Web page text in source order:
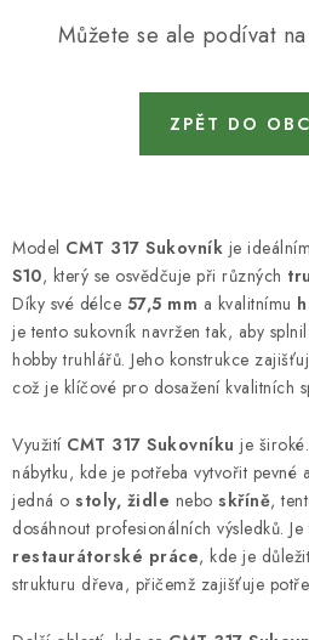
NÁSTROJE PRO OPRACOVÁNÍ
NÁSTROJE PRO FRÉZOVÁNÍ
NÁSTROJE PRO ŘEZÁNÍ KOVU
POTŘEBUJI DOBRÝ STROJ
KONTAKTY
Moje objednávka
Můžete se ale podívat
ZPĚT DO
Model CMT 317 Sukovník je
S10, který se osvědčuje při různých
Díky své délce 57,5 mm a kvalitnímu
je tento sukovník navržen tak, aby
hobby truhlářů. Jeho konstrukce
což je klíčové pro dosažení kvalitních
Využití CMT 317 Sukovníku je
nábytku, kde je potřeba vytvořit pevné
jedná o stoly, židle nebo skříně,
dosáhnout profesionálních výsledků.
restaurátorské práce, kde je
strukturu dřeva, přičemž zajišťuje